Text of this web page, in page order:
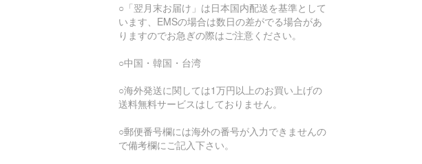
○「翌月末お届け」は日本国内配送を基準として
います、EMSの場合は数日の差がでる場合があ
りますのでお急ぎの際はご注意ください。
○中国・韓国・台湾
○海外発送に関しては1万円以上のお買い上げの
送料無料サービスはしておりません。
○郵便番号欄には海外の番号が入力できませんの
で備考欄にご記入下さい。